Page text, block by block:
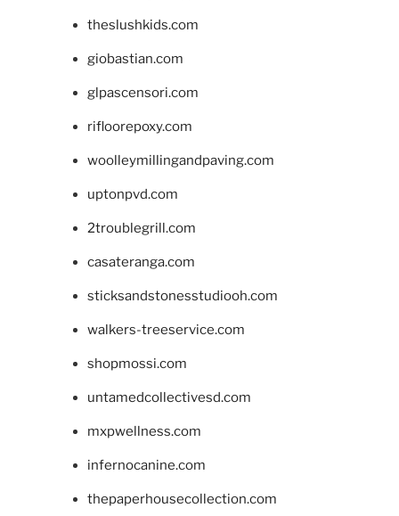
theslushkids.com
giobastian.com
glpascensori.com
rifloorepoxy.com
woolleymillingandpaving.com
uptonpvd.com
2troublegrill.com
casateranga.com
sticksandstonesstudiooh.com
walkers-treeservice.com
shopmossi.com
untamedcollectivesd.com
mxpwellness.com
infernocanine.com
thepaperhousecollection.com